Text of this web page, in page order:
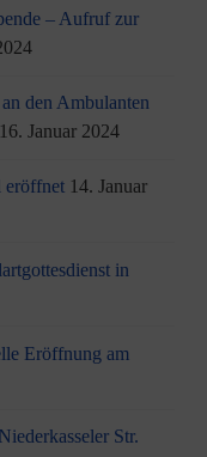
– Aufruf zur
den Ambulanten
16. Januar 2024
eröffnet 14. Januar
in
Eröffnung am
Str.